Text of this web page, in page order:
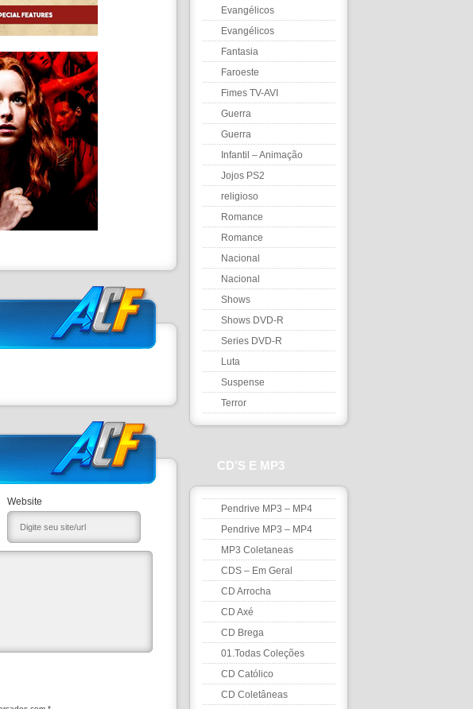
Website
Evangélicos
Evangélicos
Fantasia
Faroeste
Fimes TV-AVI
Guerra
Guerra
Infantil – Animação
Jojos PS2
religioso
Romance
Romance
Nacional
Nacional
Shows
Shows DVD-R
Series DVD-R
Luta
Suspense
Terror
CD’S E MP3
Pendrive MP3 – MP4
Pendrive MP3 – MP4
MP3 Coletaneas
CDS – Em Geral
CD Arrocha
CD Axé
CD Brega
01.Todas Coleções
CD Católico
CD Coletâneas